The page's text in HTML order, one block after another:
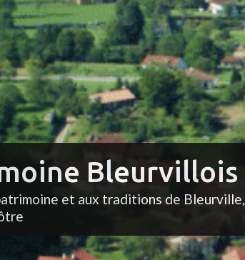
Bleurvillois
et aux traditions de Bleurville,